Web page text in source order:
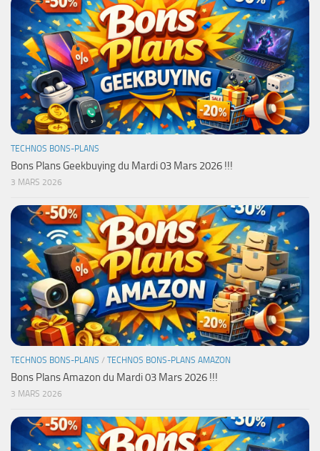
TECHNOS BONS-PLANS
Bons Plans Geekbuying du Mardi 03 Mars 2026 !!!
3 MARS 2026
TECHNOS BONS-PLANS / TECHNOS BONS-PLANS AMAZON
Bons Plans Amazon du Mardi 03 Mars 2026 !!!
3 MARS 2026